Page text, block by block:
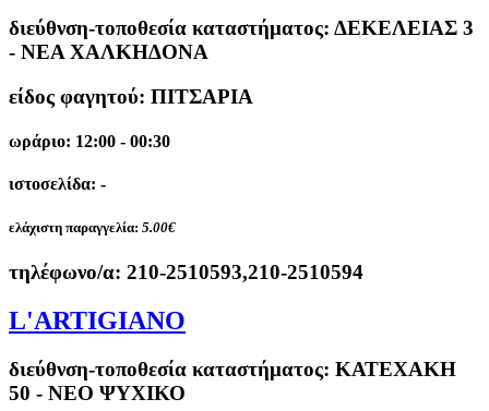
διεύθνση-τοποθεσία καταστήματος: ΔΕΚΕΛΕΙΑΣ 3
- ΝΕΑ ΧΑΛΚΗΔΟΝΑ
είδος φαγητού: ΠΙΤΣΑΡΙΑ
ωράριο: 12:00 - 00:30
ιστοσελίδα: -
ελάχιστη παραγγελία: 5.00€
τηλέφωνο/α: 210-2510593,210-2510594
L'ARTIGIANO
διεύθνση-τοποθεσία καταστήματος: ΚΑΤΕΧΑΚΗ
50 - ΝΕΟ ΨΥΧΙΚΟ